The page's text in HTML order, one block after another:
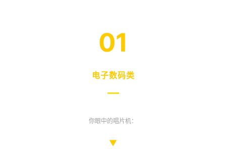
01
电子数码类
你眼中的唱片机：
▼